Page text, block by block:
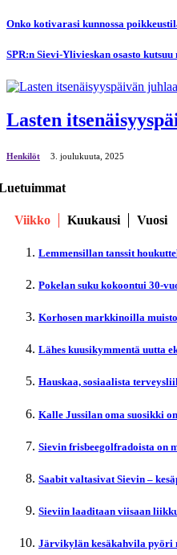
Onko kotivarasi kunnossa
SPR:n Sievi-Ylivieskan osasto
Lasten
Henkilöt 3. јoulukuuta, 2025
Viikko Kuukausi Vuosi
Lemmensillan tanssit
Pokelan suku kokoontui 30-
Korhosen markkinoilla
Lähes kuusikymmentä uutta
Hauskaa, sosiaalista
Kalle Jussilan oma suosikki
Sievin frisbeegolfradoista on
Saabit valtasivat Sievin –
Sieviin laaditaan viisaan
Järvikylän kesäkahvila pyöri